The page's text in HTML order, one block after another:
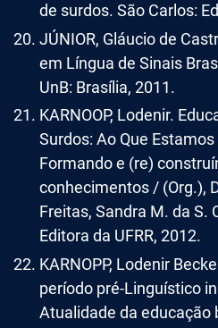
de surdos. São Carlos:
JÚNIOR, Gláucio de
em Língua de Sinais
UnB: Brasília, 2011.
KARNOOP, Lodenir.
Surdos: Ao Que
Formando e (re)
conhecimentos / (Org.),
Freitas, Sandra M. da S.
Editora da UFRR, 2012.
KARNOPP, Lodenir
período pré-Linguístico
Atualidade da educação